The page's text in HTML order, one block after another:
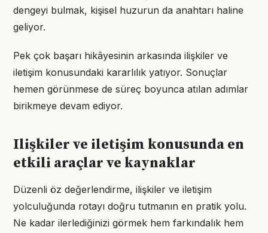
dengeyi bulmak, kişisel huzurun da anahtarı haline
geliyor.
Pek çok başarı hikâyesinin arkasında ilişkiler ve
iletişim konusundaki kararlılık yatıyor. Sonuçlar
hemen görünmese de süreç boyunca atılan adımlar
birikmeye devam ediyor.
Ilişkiler ve iletişim konusunda en
etkili araçlar ve kaynaklar
Düzenli öz değerlendirme, ilişkiler ve iletişim
yolculuğunda rotayı doğru tutmanın en pratik yolu.
Ne kadar ilerlediğinizi görmek hem farkındalık hem